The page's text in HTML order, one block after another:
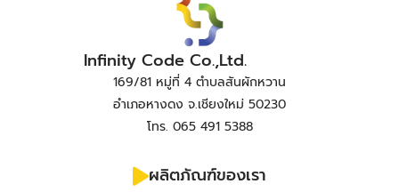
Infinity Code Co.,Ltd.
169/81 หมู่ที่ 4 ตำบลสันผักหวาน
อำเภอหางดง จ.เชียงใหม่ 50230
โทร. 065 491 5388
ผลิตภัณฑ์ของเรา